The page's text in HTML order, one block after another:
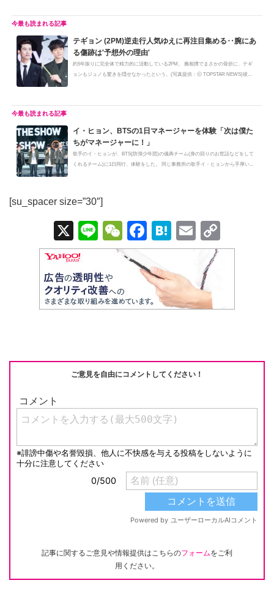
テギョン (2PM)逆走行人気ゆえに再注目集める‥腕にあ
る傷跡は'予想外の理由'
約5年振りに完全体で精力的に活動している2PM。 腕相撲でまさかの骨折に、テギ
ョンもジュノも驚きを隠せなかったという。(写真提供：ⓒ TOPSTAR NEWS)彼ら
イ・ヒョン、BTSの1日マネージャーを体験「次は僕た
ちがマネージャーに！」
歌手のイ・ヒョンが、BTS(防弾少年団)の儀典チーム(身の回りのお世話などをして
くれるチーム)に1日同行、体験をした。 同じ事務所の歌手イ・ヒョンから手厚い...
[su_spacer size=”30″]
X
Li
n
e
W
e
C
at
F
a
c
e
b
k
H
at
e
n
a
E
m
ail
o
Li
ご意見を自由にコメントしてください！
記事に関するご意見や情報提供はこちらのフォームをご利
用ください。